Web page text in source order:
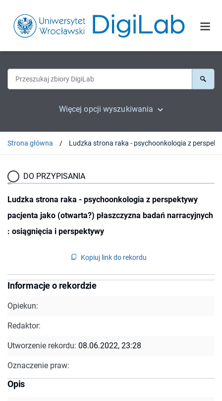
Więcej opcji wyszukiwania
Strona główna
DO PRZYPISANIA
Ludzka strona raka - psychoonkologia z perspektywy
pacjenta jako (otwarta?) płaszczyzna badań narracyjnych
: osiągnięcia i perspektywy
Kopiuj link do rekordu
Informacje o rekordzie
Opiekun:
Redaktor:
Utworzenie rekordu: 08.06.2022, 23:28
Oznaczenie praw:
Opis